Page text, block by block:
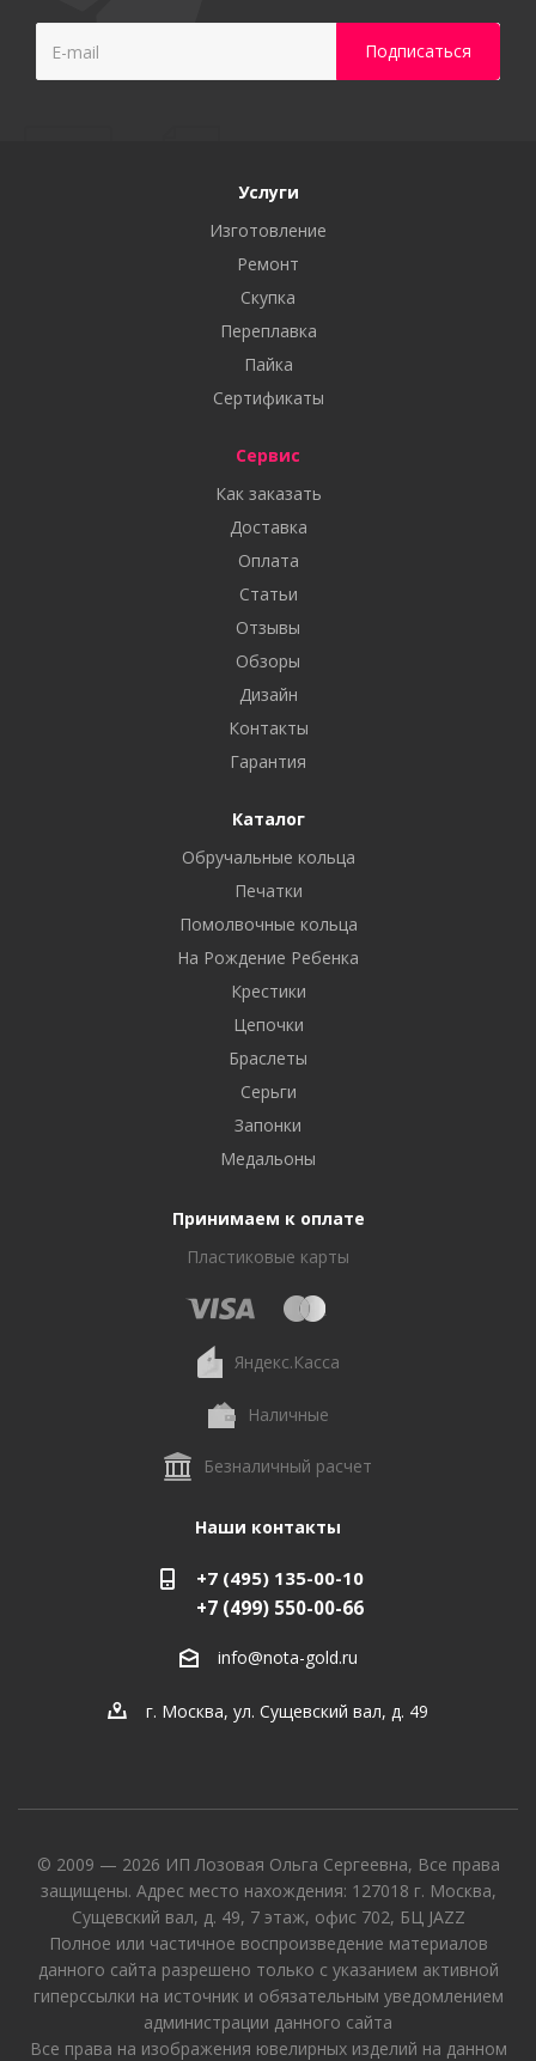
Услуги
Изготовление
Ремонт
Скупка
Переплавка
Пайка
Сертификаты
Сервис
Как заказать
Доставка
Оплата
Статьи
Отзывы
Обзоры
Дизайн
Контакты
Гарантия
Каталог
Обручальные кольца
Печатки
Помолвочные кольца
На Рождение Ребенка
Крестики
Цепочки
Браслеты
Серьги
Запонки
Медальоны
Принимаем к оплате
Пластиковые карты
Яндекс.Касса
Наличные
Безналичный расчет
Наши контакты
+7 (495) 135-00-10
+7 (499) 550-00-66
info@nota-gold.ru
г. Москва, ул. Сущевский вал, д. 49
© 2009 — 2026 ИП Лозовая Ольга Сергеевна, Все права
защищены. Адрес место нахождения: 127018 г. Москва,
Сущевский вал, д. 49, 7 этаж, офис 702, БЦ JAZZ
Полное или частичное воспроизведение материалов
данного сайта разрешено только с указанием активной
гиперссылки на источник и обязательным уведомлением
администрации данного сайта
Все права на изображения ювелирных изделий на данном